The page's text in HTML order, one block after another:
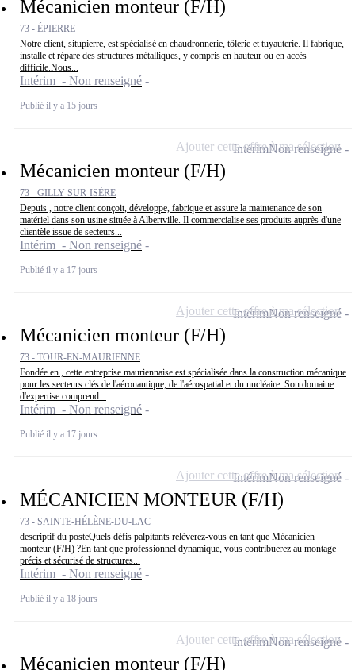
Mécanicien monteur (F/H)
73 - ÉPIERRE
Notre client, situpierre, est spécialisé en chaudronnerie, tôlerie et tuyauterie. Il fabrique,
installe et répare des structures métalliques, y compris en hauteur ou en accès
difficile.Nous...
Intérim - Non renseigné
Publié il y a 15 jours
Mécanicien monteur (F/H)
73 - GILLY-SUR-ISÈRE
Depuis , notre client conçoit, développe, fabrique et assure la maintenance de son
matériel dans son usine située à Albertville. Il commercialise ses produits auprès d'une
clientèle issue de secteurs...
Intérim - Non renseigné
Publié il y a 17 jours
IntérimNon renseigné
Ajouter cette offre à ma sélection
Mécanicien monteur (F/H)
73 - TOUR-EN-MAURIENNE
Fondée en , cette entreprise mauriennaise est spécialisée dans la construction mécanique
pour les secteurs clés de l'aéronautique, de l'aérospatial et du nucléaire. Son domaine
d'expertise comprend...
Intérim - Non renseigné
Publié il y a 17 jours
IntérimNon renseigné
Ajouter cette offre à ma sélection
MÉCANICIEN MONTEUR (F/H)
73 - SAINTE-HÉLÈNE-DU-LAC
descriptif du posteQuels défis palpitants relèverez-vous en tant que Mécanicien
monteur (F/H) ?En tant que professionnel dynamique, vous contribuerez au montage
précis et sécurisé de structures...
Intérim - Non renseigné
Publié il y a 18 jours
IntérimNon renseigné
Ajouter cette offre à ma sélection
Mécanicien monteur (F/H)
IntérimNon renseigné
Ajouter cette offre à ma sélection